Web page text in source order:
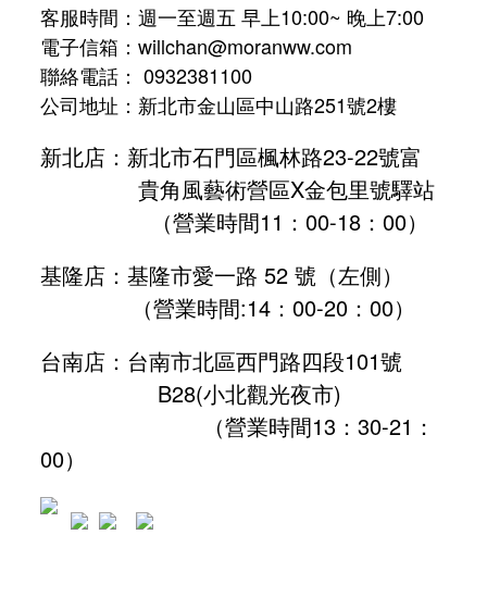
客服時間：週一至週五 早上10:00~ 晚上7:00
電子信箱：willchan@moranww.com
聯絡電話： 0932381100
公司地址：新北市金山區中山路251號2樓
新北店：新北市石門區楓林路23-22號富
貴角風藝術營區X金包里號驛站
（營業時間11：00-18：00）
基隆店：基隆市愛一路 52 號（左側）
（營業時間:14：00-20：00）
台南店：台南市北區西門路四段101號
B28(小北觀光夜市)
（營業時間13：30-21：
00）